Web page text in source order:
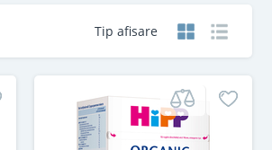
Tip afisare